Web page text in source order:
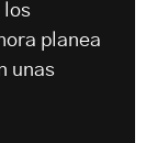
los
planea
unas